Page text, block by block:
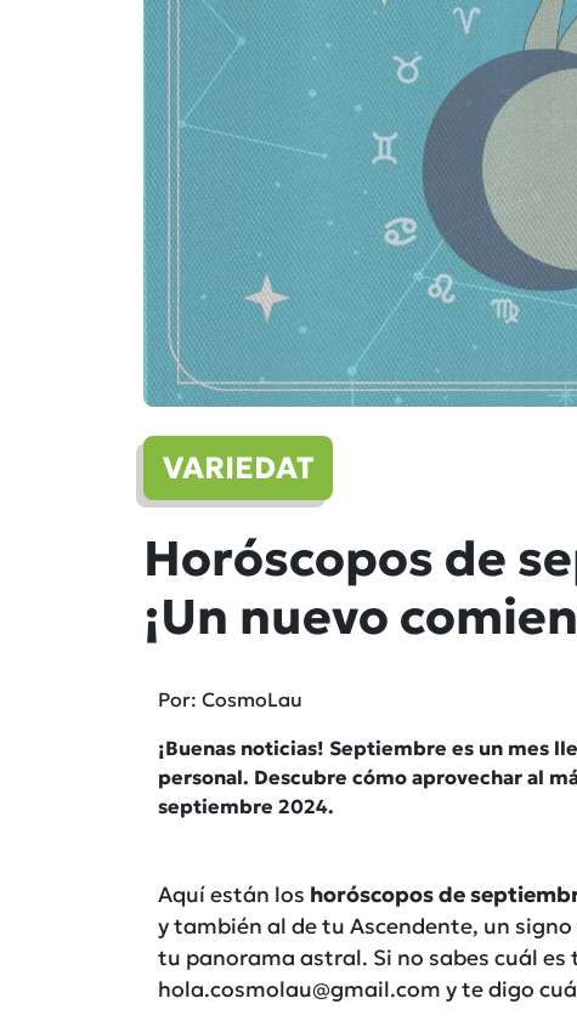
VARIEDAT
Horóscopos de
¡Un nuevo
Por: CosmoLau
¡Buenas noticias! Septiembre es un mes
personal. Descubre cómo aprovechar al
septiembre 2024.
Aquí están los horóscopos de
y también al de tu Ascendente, un
tu panorama astral. Si no sabes cuál es
hola.cosmolau@gmail.com y te digo